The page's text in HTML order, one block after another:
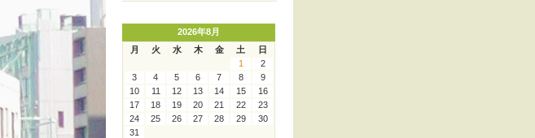
2026年8月
月
火 水 木 金 土
日
1
2
3
4 5 6 7 8
9
10
11 12 13 14 15
16
17
18 19 20 21 22
23
24
25 26 27 28 29
30
31